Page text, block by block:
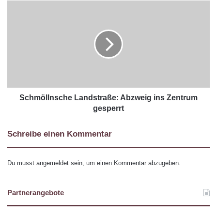
Schmöllnsche Landstraße: Abzweig ins Zentrum
gesperrt
Schreibe einen Kommentar
Du musst angemeldet sein, um einen Kommentar abzugeben.
Partnerangebote